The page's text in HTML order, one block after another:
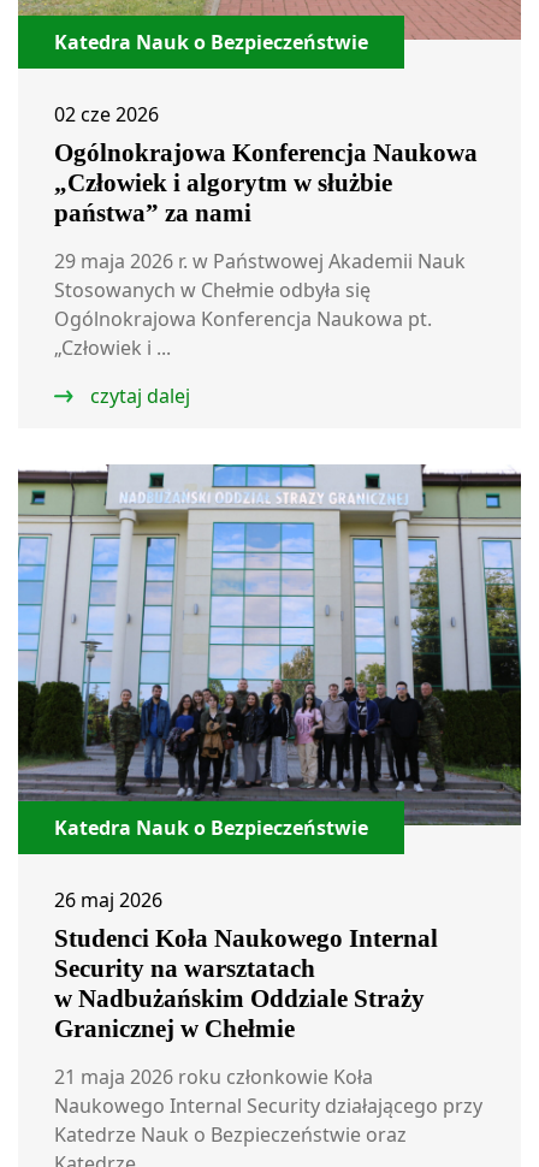
Katedra Nauk o Bezpieczeństwie
02 cze 2026
Ogólnokrajowa Konferencja Naukowa
„Człowiek i algorytm w służbie
państwa” za nami
29 maja 2026 r. w Państwowej Akademii Nauk
Stosowanych w Chełmie odbyła się
Ogólnokrajowa Konferencja Naukowa pt.
„Człowiek i ...
czytaj dalej
Katedra Nauk o Bezpieczeństwie
26 maj 2026
Studenci Koła Naukowego Internal
Security na warsztatach
w Nadbużańskim Oddziale Straży
Granicznej w Chełmie
21 maja 2026 roku członkowie Koła
Naukowego Internal Security działającego przy
Katedrze Nauk o Bezpieczeństwie oraz